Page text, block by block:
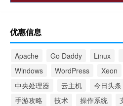
优惠信息
Apache Go Daddy Linux
Windows
WordPress Xeon
中央处理器
云主机 今日头条
手游攻略
技术 操作系统